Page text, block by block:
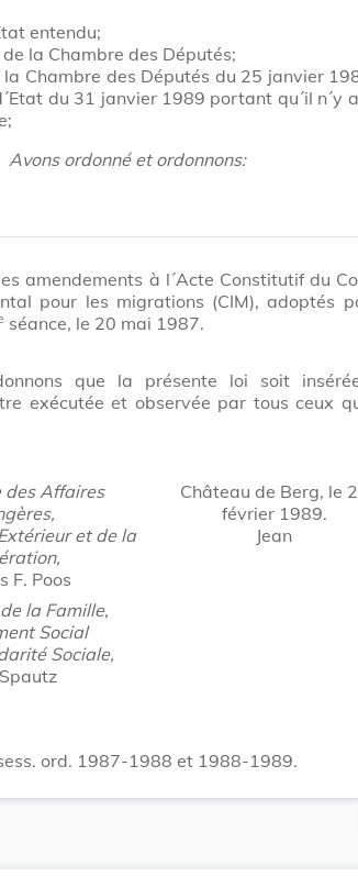
entendu;
la Chambre des Députés;
la Chambre des Députés du 25 janvier
du 31 janvier 1989 portant qu´il n´y
Avons ordonné et ordonnons:
amendements à l´Acte Constitutif du
pour les migrations (CIM), adoptés
séance, le 20 mai 1987.
que la présente loi soit
exécutée et observée par tous ceux
des Affaires
et de la
F. Poos
la Famille,
Social
Sociale,
Château de Berg, le
février 1989.
Jean
ord. 1987-1988 et 1988-1989.